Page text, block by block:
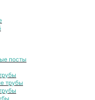
посты
трубы